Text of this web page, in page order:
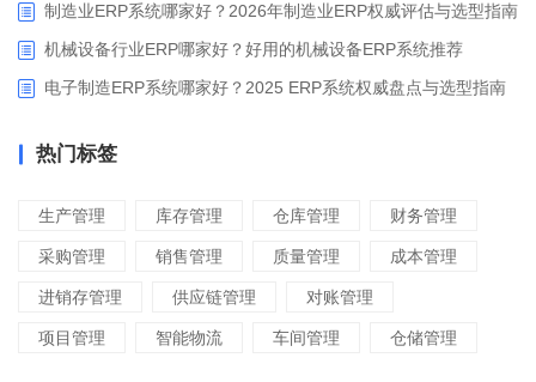
制造业ERP系统哪家好？2026年制造业ERP权威评估与选型指南
机械设备行业ERP哪家好？好用的机械设备ERP系统推荐
电子制造ERP系统哪家好？2025 ERP系统权威盘点与选型指南
热门标签
生产管理 库存管理 仓库管理 财务管理
采购管理 销售管理 质量管理 成本管理
进销存管理 供应链管理 对账管理
项目管理 智能物流 车间管理 仓储管理